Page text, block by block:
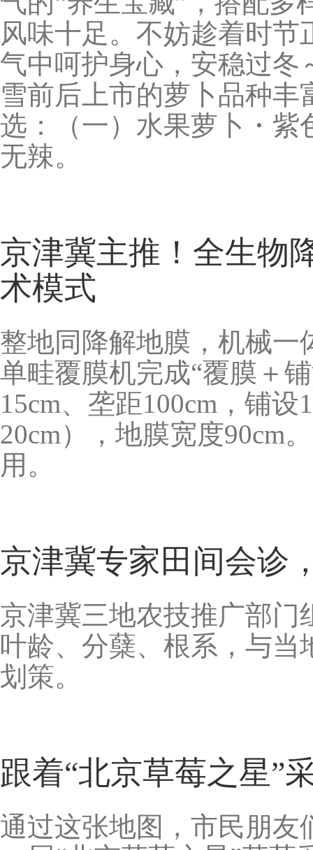
风味十足。不妨趁着时节
气中呵护身心，安稳过冬
雪前后上市的萝卜品种
选：（一）水果萝卜・紫
无辣。
京津冀主推！全生物
术模式
整地同降解地膜，机械一
单畦覆膜机完成“覆膜＋
15cm、垄距100cm，铺
20cm），地膜宽度90cm
用。
京津冀专家田间会诊
京津冀三地农技推广部门
叶龄、分蘖、根系，与
划策。
跟着“北京草莓之星”
通过这张地图，市民朋友